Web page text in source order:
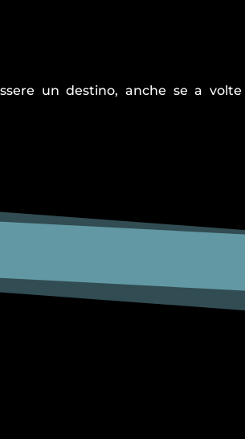
un destino, anche se a